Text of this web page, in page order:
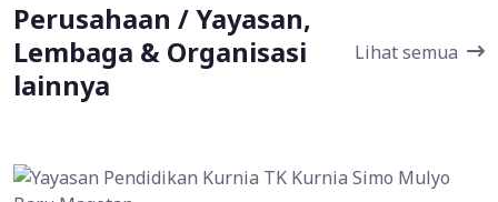
Perusahaan / Yayasan,
Lembaga & Organisasi
lainnya
Lihat semua